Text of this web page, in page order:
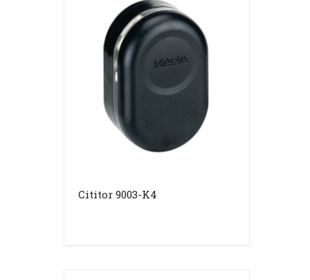
Cititor 9003-K4